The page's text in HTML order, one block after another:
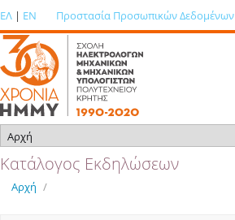
ΕΛ | EN Προστασία Προσωπικών Δεδομένων
Κατάλογος Εκδηλώσεων
Αρχή /